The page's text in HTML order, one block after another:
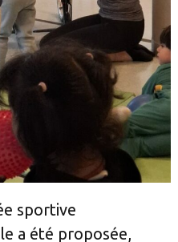
sportive
a été proposée,